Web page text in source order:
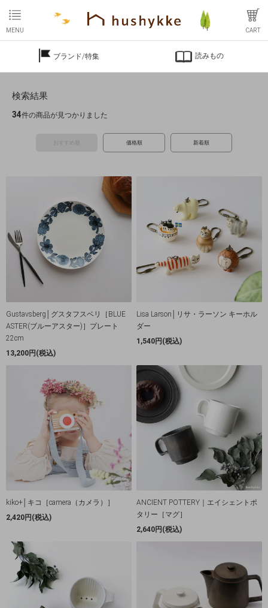
MENU CART
ブランド/特集 読みもの
検索結果
34件の商品が見つかりました
おすすめ順 価格順 新着順
Gustavsberg│グスタフスベリ［BLUE
ASTER(ブルーアスター)］プレート
22cm
13,200円(税込)
Lisa Larson│リサ・ラーソン キーホル
ダー
1,540円(税込)
kiko+│キコ［camera（カメラ）］
2,420円(税込)
ANCIENT POTTERY｜エイシェントポ
タリー［マグ］
2,640円(税込)